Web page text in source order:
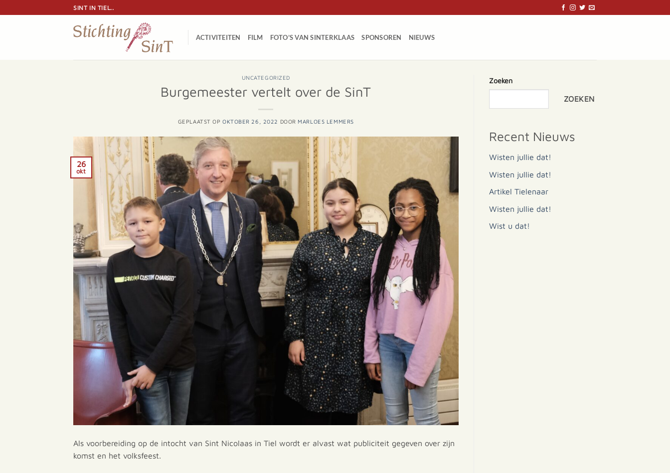
naar
SINT IN TIEL..
ACTIVITEITEN FILM FOTO’S VAN SINTERKLAAS SPONSOREN NIEUWS
UNCATEGORIZED
Burgemeester vertelt over de SinT
GEPLAATST OPOKTOBER 26, 2022 DOOR MARLOES LEMMERS
26
okt
Als voorbereiding op de intocht van Sint Nicolaas in Tiel wordt er alvast wat publiciteit gegeven over zijn
komst en het volksfeest.
Zoeken
ZOEKEN
Recent Nieuws
Wisten jullie dat!
Wisten jullie dat!
Artikel Tielenaar
Wisten jullie dat!
Wist u dat!